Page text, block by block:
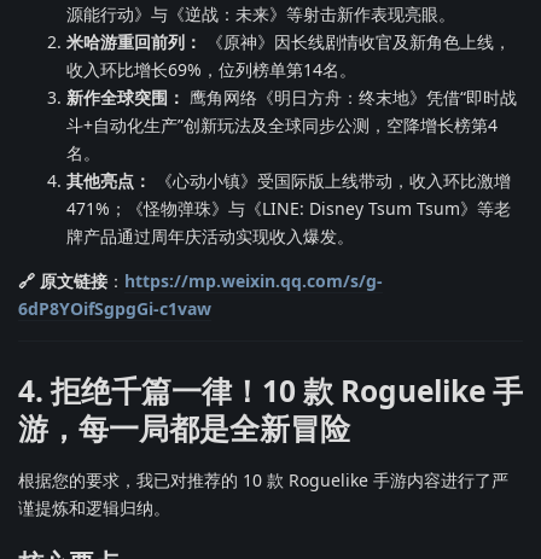
源能行动》与《逆战：未来》等射击新作表现亮眼。
米哈游重回前列：
《原神》因长线剧情收官及新角色上线，
收入环比增长69%，位列榜单第14名。
新作全球突围： 鹰角网络《明日方舟：终末地》凭借“即时战
斗+自动化生产”创新玩法及全球同步公测，空降增长榜第4
名。
其他亮点：
《心动小镇》受国际版上线带动，收入环比激增
471%；《怪物弹珠》与《LINE: Disney Tsum Tsum》等老
牌产品通过周年庆活动实现收入爆发。
🔗 原文链接 ： https://mp.weixin.qq.com/s/g-
6dP8YOifSgpgGi-c1vaw
4. 拒绝千篇一律！10 款 Roguelike 手
游，每一局都是全新冒险
根据您的要求，我已对推荐的 10 款 Roguelike 手游内容进行了严
谨提炼和逻辑归纳。